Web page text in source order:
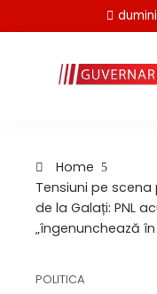
to
Home
Tensiuni pe
de la Galați: PNL
„îngenunchează
POLITICA